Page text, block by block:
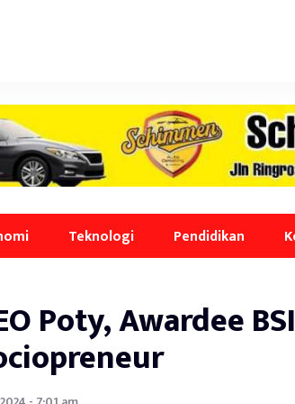
Teknologi Pendidikan
Poty, Awardee BSI